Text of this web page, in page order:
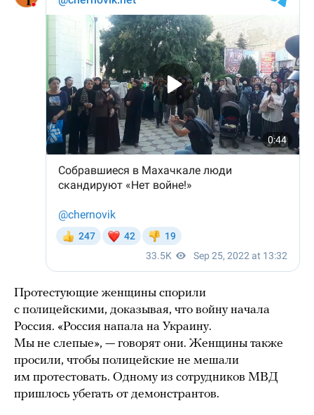
Протестующие женщины спорили
с полицейскими, доказывая, что войну начала
Россия. «Россия напала на Украину.
Мы не слепые», — говорят они. Женщины также
просили, чтобы полицейские не мешали
им протестовать. Одному из сотрудников МВД
пришлось убегать от демонстрантов.